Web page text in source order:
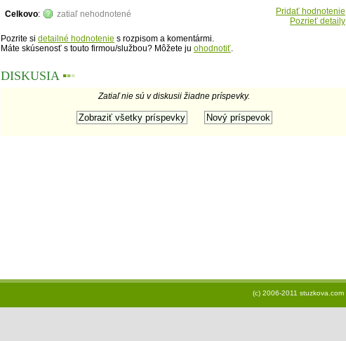
Celkovo: zatiaľ nehodnotené
Pridať hodnotenie
Pozrieť detaily
Pozrite si detailné hodnotenie s rozpisom a komentármi.
Máte skúsenosť s touto firmou/službou? Môžete ju ohodnotiť.
DISKUSIA ▪▪▪
Zatiaľ nie sú v diskusii žiadne príspevky.
(c) 2006-2011 stuzkova.com